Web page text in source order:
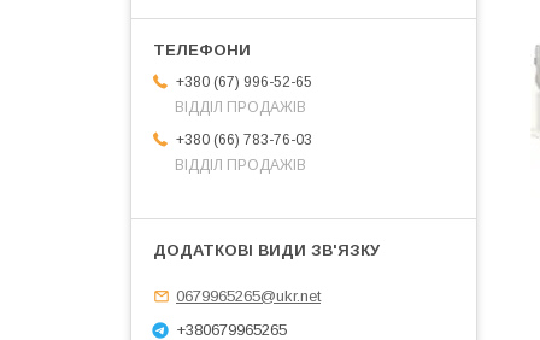
+380 (67) 996-52-65
ВІДДІЛ ПРОДАЖІВ
+380 (66) 783-76-03
ВІДДІЛ ПРОДАЖІВ
0679965265@ukr.net
+380679965265